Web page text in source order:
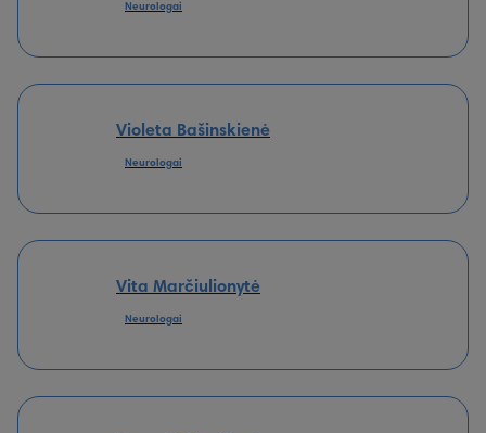
Neurologai
Violeta Bašinskienė
Neurologai
Vita Marčiulionytė
Neurologai